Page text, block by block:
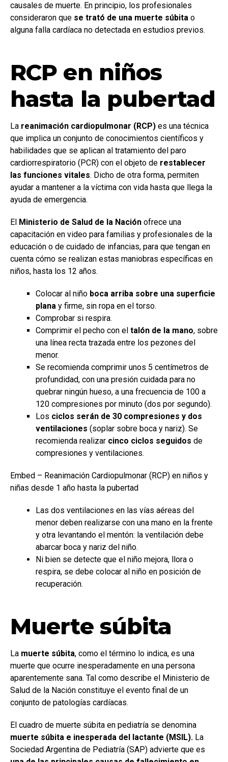
causales de muerte. En principio, los profesionales
consideraron que se trató de una muerte súbita o
alguna falla cardíaca no detectada en estudios previos.
RCP en niños
hasta la pubertad
La reanimación cardiopulmonar (RCP) es una técnica
que implica un conjunto de conocimientos científicos y
habilidades que se aplican al tratamiento del paro
cardiorrespiratorio (PCR) con el objeto de restablecer
las funciones vitales. Dicho de otra forma, permiten
ayudar a mantener a la víctima con vida hasta que llega la
ayuda de emergencia.
El Ministerio de Salud de la Nación ofrece una
capacitación en video para familias y profesionales de la
educación o de cuidado de infancias, para que tengan en
cuenta cómo se realizan estas maniobras específicas en
niños, hasta los 12 años.
Colocar al niño boca arriba sobre una superficie
plana y firme, sin ropa en el torso.
Comprobar si respira.
Comprimir el pecho con el talón de la mano, sobre
una línea recta trazada entre los pezones del
menor.
Se recomienda comprimir unos 5 centímetros de
profundidad, con una presión cuidada para no
quebrar ningún hueso, a una frecuencia de 100 a
120 compresiones por minuto (dos por segundo).
Los ciclos serán de 30 compresiones y dos
ventilaciones (soplar sobre boca y nariz). Se
recomienda realizar cinco ciclos seguidos de
compresiones y ventilaciones.
Embed – Reanimación Cardiopulmonar (RCP) en niños y
niñas desde 1 año hasta la pubertad
Las dos ventilaciones en las vías aéreas del
menor deben realizarse con una mano en la frente
y otra levantando el mentón: la ventilación debe
abarcar boca y nariz del niño.
Ni bien se detecte que el niño mejora, llora o
respira, se debe colocar al niño en posición de
recuperación.
Muerte súbita
La muerte súbita, como el término lo indica, es una
muerte que ocurre inesperadamente en una persona
aparentemente sana. Tal como describe el Ministerio de
Salud de la Nación constituye el evento final de un
conjunto de patologías cardíacas.
El cuadro de muerte súbita en pediatría se denomina
muerte súbita e inesperada del lactante (MSIL). La
Sociedad Argentina de Pediatría (SAP) advierte que es